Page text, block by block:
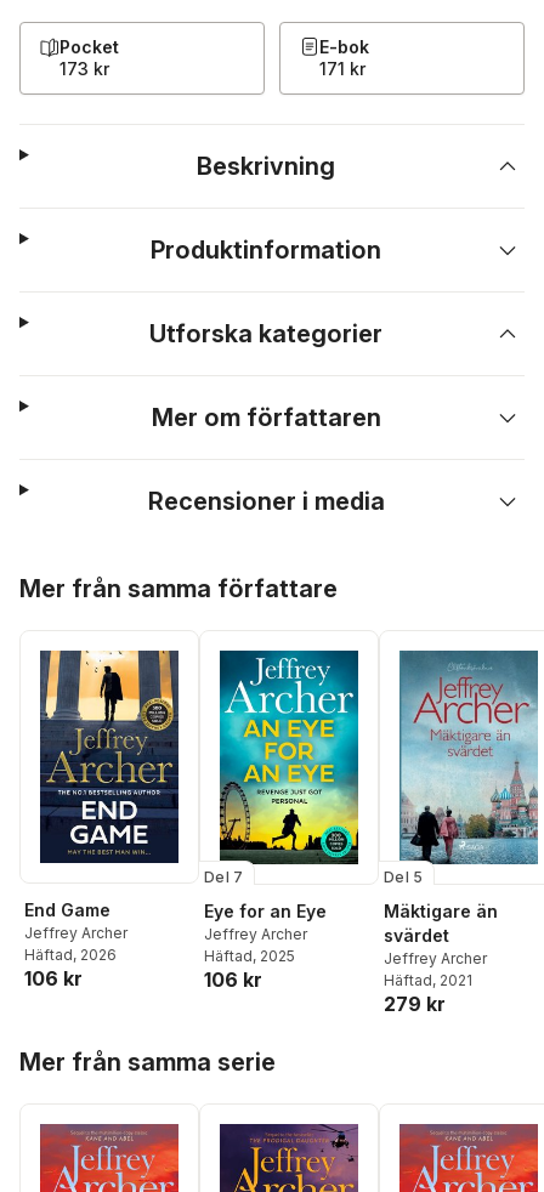
Pocket
173 kr
E-bok
171 kr
Beskrivning
Produktinformation
Utforska kategorier
Mer om författaren
Recensioner i media
Mer från samma författare
End Game
Jeffrey Archer
Häftad, 2026
106 kr
Del 7
Eye for an Eye
Jeffrey Archer
Häftad, 2025
106 kr
Del 5
Mäktigare än
svärdet
Jeffrey Archer
Häftad, 2021
279 kr
Mer från samma serie